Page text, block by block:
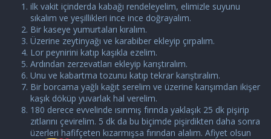
ilk vakit içinderda kabağı rendeleyelim, elimizle suyunu
sıkalım ve yeşillikleri ince ince doğrayalım.
Bir kaseye yumurtaları kıralım.
Üzerine zeytinyağı ve karabiber ekleyip çırpalım.
Lor peynirini katıp kaşıkla ezelim.
Ardından zerzevatları ekleyip karıştıralım.
Unu ve kabartma tozunu katıp tekrar karıştıralım.
Bir borcama yağlı kağıt serelim ve üzerine karışımdan ikişer
kaşık döküp yuvarlak hal verelim.
180 derece evvelinde ısınmış fırında yaklaşık 25 dk pişirip
zıtlarını çevirelim. 5 dk da bu biçimde pişirdikten daha sonra
üzerleri hafifçeten kızarmışsa fırından alalım. Afiyet olsun